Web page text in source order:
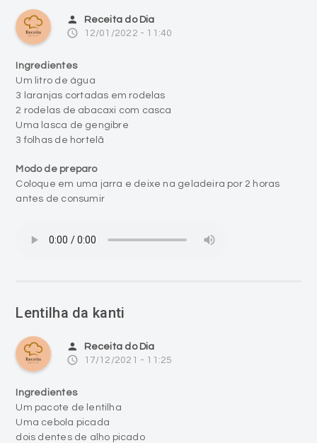
person Receita do Dia
access_time 12/01/2022 - 11:40
Ingredientes
Um litro de água
3 laranjas cortadas em rodelas
2 rodelas de abacaxi com casca
Uma lasca de gengibre
3 folhas de hortelã
Modo de preparo
Coloque em uma jarra e deixe na geladeira por 2 horas
antes de consumir
Lentilha da kanti
person Receita do Dia
access_time 17/12/2021 - 11:25
Ingredientes
Um pacote de lentilha
Uma cebola picada
dois dentes de alho picado